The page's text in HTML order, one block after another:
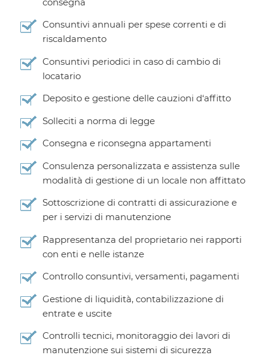
Consuntivi annuali per spese correnti e di
riscaldamento
Consuntivi periodici in caso di cambio di
locatario
Deposito e gestione delle cauzioni d‘affitto
Solleciti a norma di legge
Consegna e riconsegna appartamenti
Consulenza personalizzata e assistenza sulle
modalità di gestione di un locale non affittato
Sottoscrizione di contratti di assicurazione e
per i servizi di manutenzione
Rappresentanza del proprietario nei rapporti
con enti e nelle istanze
Controllo consuntivi, versamenti, pagamenti
Gestione di liquidità, contabilizzazione di
entrate e uscite
Controlli tecnici, monitoraggio dei lavori di
manutenzione sui sistemi di sicurezza